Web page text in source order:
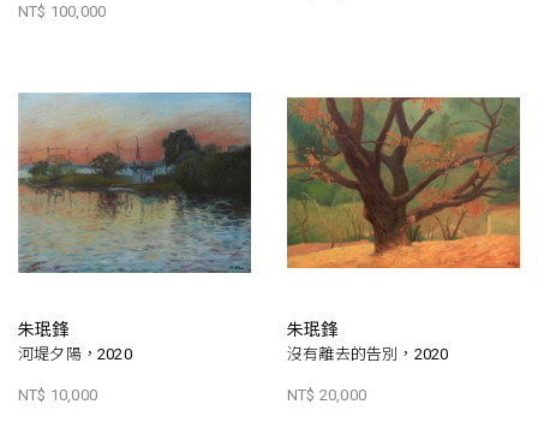
NT$ 100,000
朱珉鋒
河堤夕陽，2020
NT$ 10,000
朱珉鋒
沒有離去的告別，2020
NT$ 20,000